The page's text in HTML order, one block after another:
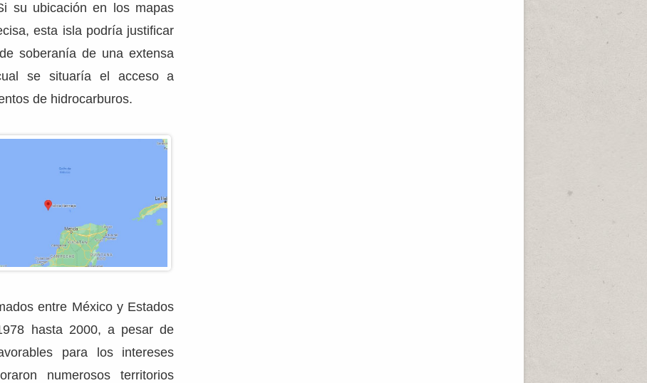
su ubicación en los mapas
esta isla podría justificar
soberanía de una extensa
se situaría el acceso a
de hidrocarburos.
entre México y Estados
hasta 2000, a pesar de
para los intereses
numerosos territorios